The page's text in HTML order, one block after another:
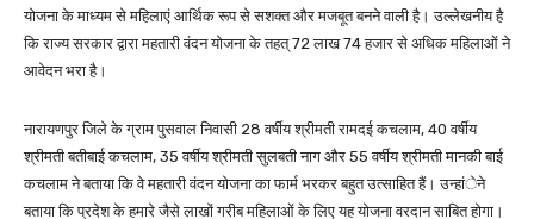
योजना के माध्यम से महिलाएं आर्थिक रूप से सशक्त और मजबूत बनने वाली है। उल्लेखनीय है
कि राज्य सरकार द्वारा महतारी वंदन योजना के तहत् 72 लाख 74 हजार से अधिक महिलाओं ने
आवेदन भरा है।
नारायणपुर जिले के ग्राम पुसवाल निवासी 28 वर्षीय श्रीमती रामदई कचलाम, 40 वर्षीय
श्रीमती बतीबाई कचलाम, 35 वर्षीय श्रीमती सुलबती नाग और 55 वर्षीय श्रीमती मानकी बाई
कचलाम ने बताया कि वे महतारी वंदन योजना का फार्म भरकर बहुत उत्साहित हैं। उन्हांेने
बताया कि प्रदेश के हमारे जैसे लाखों गरीब महिलाओं के लिए यह योजना वरदान साबित होगा।